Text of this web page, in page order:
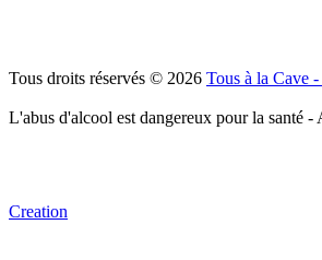
Tous droits réservés © 2026 Tous à la Cave -
L'abus d'alcool est dangereux pour la santé -
Creation